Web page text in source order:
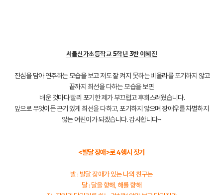
서울신가초등학교 5학년 3반 이혜진
진심을 담아 연주하는 모습을 보고 저도 잘 켜지 못하는 비올라를 포기하지 않고
끝까지 최선을 다하는 모습을 보면
배운 것마다 빨리 포기한 제가 부끄럽고 후회스러웠습니다.
앞으로 무엇이든 끈기 있게 최선을 다하고, 포기하지 않으며 장애우를 차별하지
않는 어린이가 되겠습니다. 감사합니다~
<발달 장애>로 4행시 짓기
발 : 발달 장애가 있는 나의 친구는
달 : 달을 향해, 해를 향해